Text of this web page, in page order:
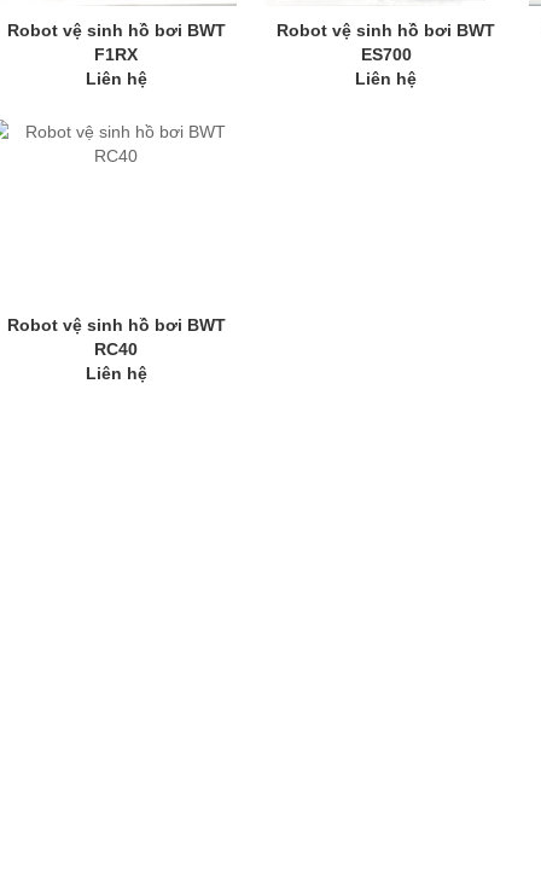
Robot vệ sinh hồ bơi BWT
F1RX
Liên hệ
Robot vệ sinh hồ bơi BWT
ES700
Liên hệ
Robot vệ sinh hồ bơi BWT
RC40
Liên hệ